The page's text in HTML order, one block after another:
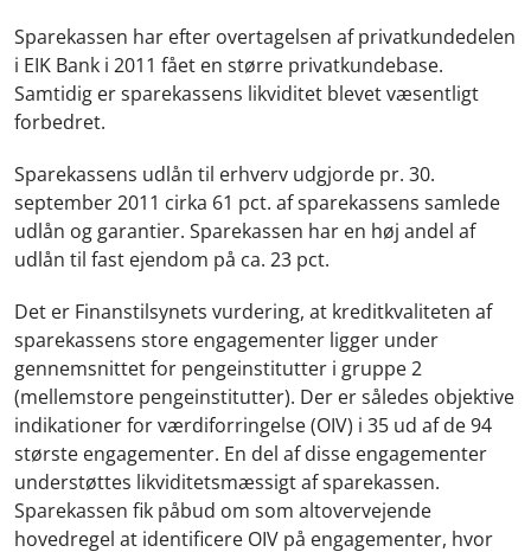
Sparekassen har efter overtagelsen af privatkundedelen
i EIK Bank i 2011 fået en større privatkundebase.
Samtidig er sparekassens likviditet blevet væsentligt
forbedret.
Sparekassens udlån til erhverv udgjorde pr. 30.
september 2011 cirka 61 pct. af sparekassens samlede
udlån og garantier. Sparekassen har en høj andel af
udlån til fast ejendom på ca. 23 pct.
Det er Finanstilsynets vurdering, at kreditkvaliteten af
sparekassens store engagementer ligger under
gennemsnittet for pengeinstitutter i gruppe 2
(mellemstore pengeinstitutter). Der er således objektive
indikationer for værdiforringelse (OIV) i 35 ud af de 94
største engagementer. En del af disse engagementer
understøttes likviditetsmæssigt af sparekassen.
Sparekassen fik påbud om som altovervejende
hovedregel at identificere OIV på engagementer, hvor